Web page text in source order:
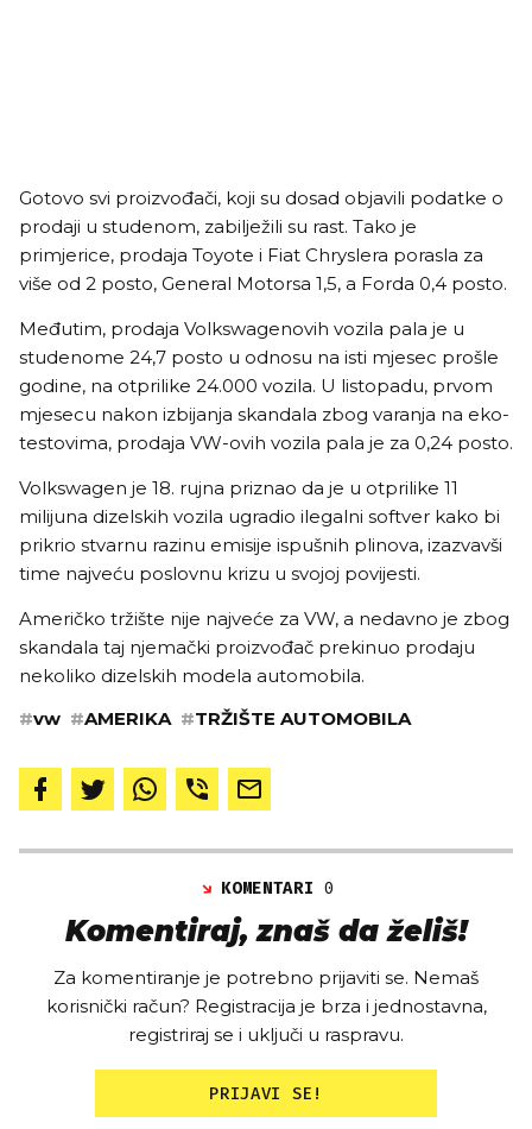
Gotovo svi proizvođači, koji su dosad objavili podatke o
prodaji u studenom, zabilježili su rast. Tako je
primjerice, prodaja Toyote i Fiat Chryslera porasla za
više od 2 posto, General Motorsa 1,5, a Forda 0,4 posto.
Međutim, prodaja Volkswagenovih vozila pala je u
studenome 24,7 posto u odnosu na isti mjesec prošle
godine, na otprilike 24.000 vozila. U listopadu, prvom
mjesecu nakon izbijanja skandala zbog varanja na eko-
testovima, prodaja VW-ovih vozila pala je za 0,24 posto.
Volkswagen je 18. rujna priznao da je u otprilike 11
milijuna dizelskih vozila ugradio ilegalni softver kako bi
prikrio stvarnu razinu emisije ispušnih plinova, izazvavši
time najveću poslovnu krizu u svojoj povijesti.
Američko tržište nije najveće za VW, a nedavno je zbog
skandala taj njemački proizvođač prekinuo prodaju
nekoliko dizelskih modela automobila.
#vw #AMERIKA #TRŽIŠTE AUTOMOBILA
KOMENTARI0
Komentiraj, znaš da želiš!
Za komentiranje je potrebno prijaviti se. Nemaš
korisnički račun? Registracija je brza i jednostavna,
registriraj se i uključi u raspravu.
PRIJAVI SE!